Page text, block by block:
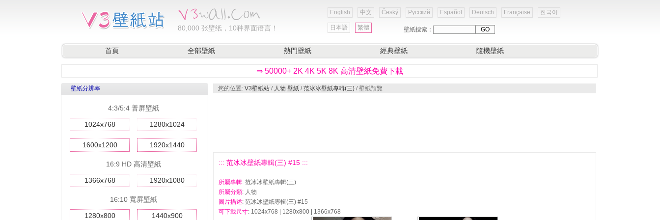
80,000 张壁纸，10种界面语言！
English 中文 Český Русский Español Deutsch Française 한국어
日本語 繁體 壁紙搜索：
首頁 全部壁紙 熱門壁紙 經典壁紙 隨機壁紙
⇒ 50000+ 2K 4K 5K 8K 高清壁紙免費下載
壁紙分辨率
4:3/5:4 普屏壁紙
1024x768 1280x1024
1600x1200 1920x1440
16:9 HD 高清壁紙
1366x768 1920x1080
16:10 寬屏壁紙
1280x800 1440x900
您的位置: V3壁紙站 / 人物 壁紙 /范冰冰壁紙專輯(三) / 壁紙預覽
::: 范冰冰壁紙專輯(三) #15 :::
所屬專輯: 范冰冰壁紙專輯(三)
所屬分類: 人物
圖片描述: 范冰冰壁紙專輯(三) #15
可下載尺寸: 1024x768 | 1280x800 | 1366x768